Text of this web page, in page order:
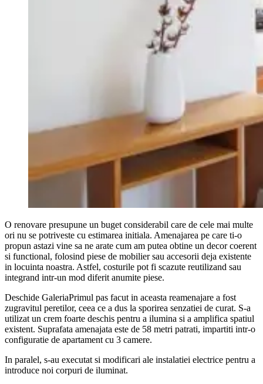
O renovare presupune un buget considerabil care de cele mai multe
ori nu se potriveste cu estimarea initiala. Amenajarea pe care ti-o
propun astazi vine sa ne arate cum am putea obtine un decor coerent
si functional, folosind piese de mobilier sau accesorii deja existente
in locuinta noastra. Astfel, costurile pot fi scazute reutilizand sau
integrand intr-un mod diferit anumite piese.
Deschide GaleriaPrimul pas facut in aceasta reamenajare a fost
zugravitul peretilor, ceea ce a dus la sporirea senzatiei de curat. S-a
utilizat un crem foarte deschis pentru a ilumina si a amplifica spatiul
existent. Suprafata amenajata este de 58 metri patrati, impartiti intr-o
configuratie de apartament cu 3 camere.
In paralel, s-au executat si modificari ale instalatiei electrice pentru a
introduce noi corpuri de iluminat.